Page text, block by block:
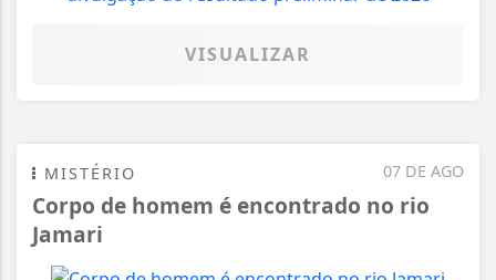
VISUALIZAR
07 DE AGO
MISTÉRIO
Corpo de homem é encontrado no rio
Jamari